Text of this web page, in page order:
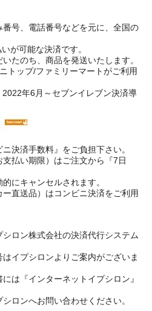
号、電話番号などを元に、全国の
が可能な決済です。
たのち、商品を発送いたします。
トップ/ファミリーマートがご利用
年6月～セブンイレブン決済導
決済手数料』をご負担下さい。
払い期限）はご注文から『7日
にキャンセルされます。
直送品）はコンビニ決済をご利用
ロン株式会社の決済代行システム
イプシロンよりご案内がございま
は『インターネットイプシロン』
ロンへお問い合わせください。